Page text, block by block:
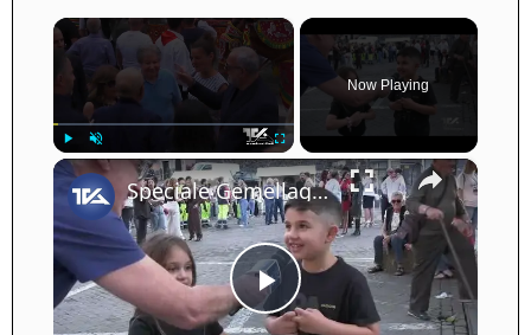
×
Unmute Fullscreen
Now Playing
×
Play
Speciale Gemellaggio Adrano - Namur | Maggio 2026